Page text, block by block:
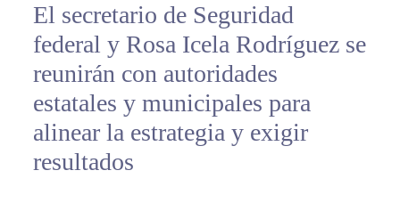
El secretario de Seguridad
federal y Rosa Icela Rodríguez se
reunirán con autoridades
estatales y municipales para
alinear la estrategia y exigir
resultados